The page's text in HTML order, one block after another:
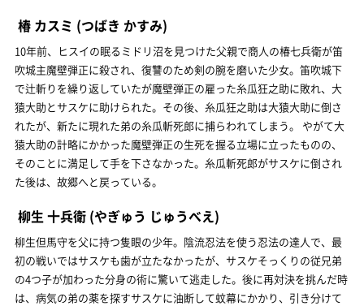
椿 カスミ (つばき かすみ)
10年前、ヒスイの眠るミドリ沼を見つけた父親で商人の椿七兵衛が笛
吹城主魔壁弾正に殺され、復讐のため剣の腕を磨いた少女。笛吹城下
で辻斬りを繰り返していたが魔壁弾正の雇った糸瓜狂之助に敗れ、大
猿大助とサスケに助けられた。その後、糸瓜狂之助は大猿大助に倒さ
れたが、新たに現れた弟の糸瓜斬死郎に捕らわれてしまう。 やがて大
猿大助の計略にかかった魔壁弾正の生死を握る立場に立ったものの、
そのことに満足して手を下さなかった。糸瓜斬死郎がサスケに倒され
た後は、故郷へと戻っている。
柳生 十兵衛 (やぎゅう じゅうべえ)
柳生但馬守を父に持つ隻眼の少年。陰流忍法を使う忍法の達人で、最
初の戦いではサスケも歯が立たなかったが、サスケそっくりの従兄弟
の4つ子が加わった分身の術に驚いて逃走した。後に再対決を挑んだ時
は、病気の弟の薬を探すサスケに油断して蚊幕にかかり、引き分けて